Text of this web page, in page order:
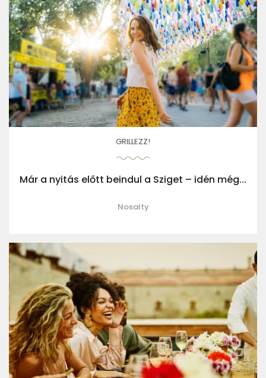
GRILLEZZ!
Már a nyitás előtt beindul a Sziget – idén még...
Nosalty